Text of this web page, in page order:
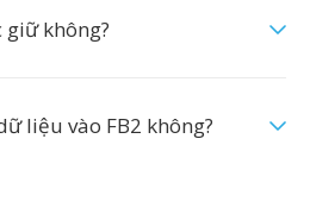
giữ không?
liệu vào FB2 không?